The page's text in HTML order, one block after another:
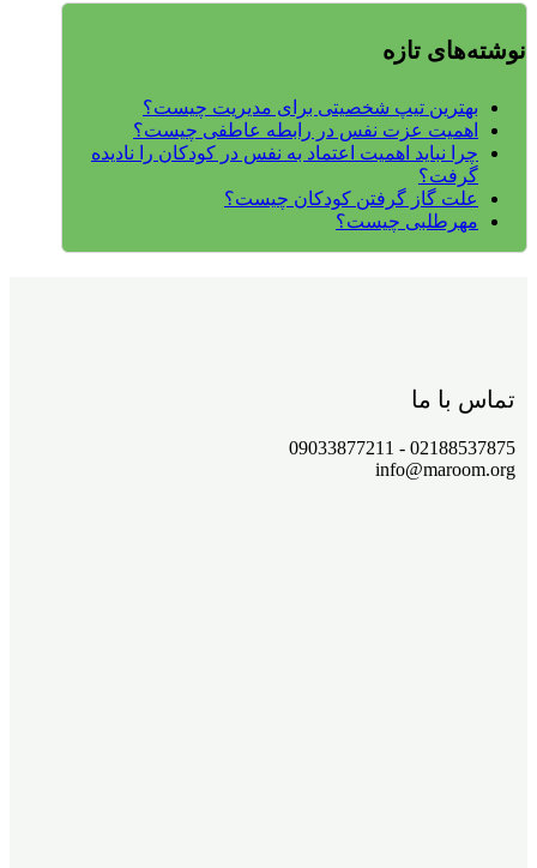
نوشته‌های تازه
بهترین تیپ شخصیتی برای مدیریت چیست؟
اهمیت عزت نفس در رابطه عاطفی چیست؟
چرا نباید اهمیت اعتماد به نفس در کودکان را نادیده
گرفت؟
علت گاز گرفتن کودکان چیست؟
مهرطلبی چیست؟
تماس با ما
02188537875 - 09033877211
info@maroom.org